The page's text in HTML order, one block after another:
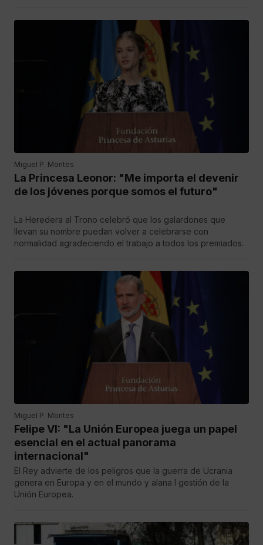
Miguel P. Montes
La Princesa Leonor: "Me importa el devenir
de los jóvenes porque somos el futuro"
La Heredera al Trono celebró que los galardones que
llevan su nombre puedan volver a celebrarse con
normalidad agradeciendo el trabajo a todos los premiados.
Miguel P. Montes
Felipe VI: "La Unión Europea juega un papel
esencial en el actual panorama
internacional"
El Rey advierte de los peligros que la guerra de Ucrania
genera en Europa y en el mundo y alana l gestión de la
Unión Europea.